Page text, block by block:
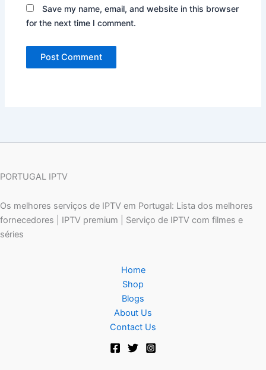
Save my name, email, and website in this browser
for the next time I comment.
PORTUGAL IPTV
Os melhores serviços de IPTV em Portugal: Lista dos melhores
fornecedores | IPTV premium | Serviço de IPTV com filmes e
séries
Home
Shop
Blogs
About Us
Contact Us